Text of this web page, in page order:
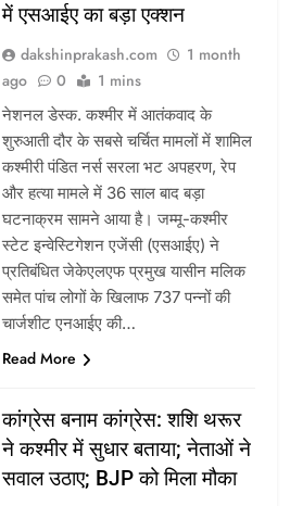
में एसआईए का बड़ा एक्शन
dakshinprakash.com
1 month
ago
0 1 mins
नेशनल डेस्क. कश्मीर में आतंकवाद के
शुरुआती दौर के सबसे चर्चित मामलों में शामिल
कश्मीरी पंडित नर्स सरला भट अपहरण, रेप
और हत्या मामले में 36 साल बाद बड़ा
घटनाक्रम सामने आया है। जम्मू-कश्मीर
स्टेट इन्वेस्टिगेशन एजेंसी (एसआईए) ने
प्रतिबंधित जेकेएलएफ प्रमुख यासीन मलिक
समेत पांच लोगों के खिलाफ 737 पन्नों की
चार्जशीट एनआईए की…
Read More
कांग्रेस बनाम कांग्रेस: शशि थरूर
ने कश्मीर में सुधार बताया; नेताओं ने
सवाल उठाए; BJP को मिला मौका